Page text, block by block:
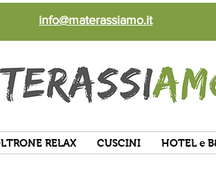
info@materassiamo.it
RELAX CUSCINI HOTEL e